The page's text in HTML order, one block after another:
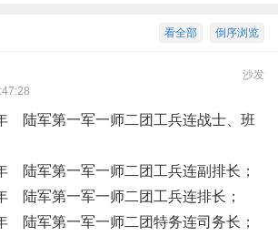
倒序浏览
看全部
沙发
军第一军一师二团工兵连战士、班
军第一军一师二团工兵连副排长；
军第一军一师二团工兵连排长；
军第一军一师二团特务连司务长；